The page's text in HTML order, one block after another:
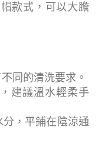
款式，可以大膽
同的清洗要求。
建議溫水輕柔手
，平鋪在陰涼通